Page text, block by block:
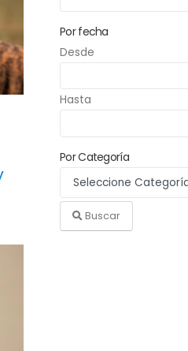
Por fecha
Desde
Hasta
Por Categoría
Buscar